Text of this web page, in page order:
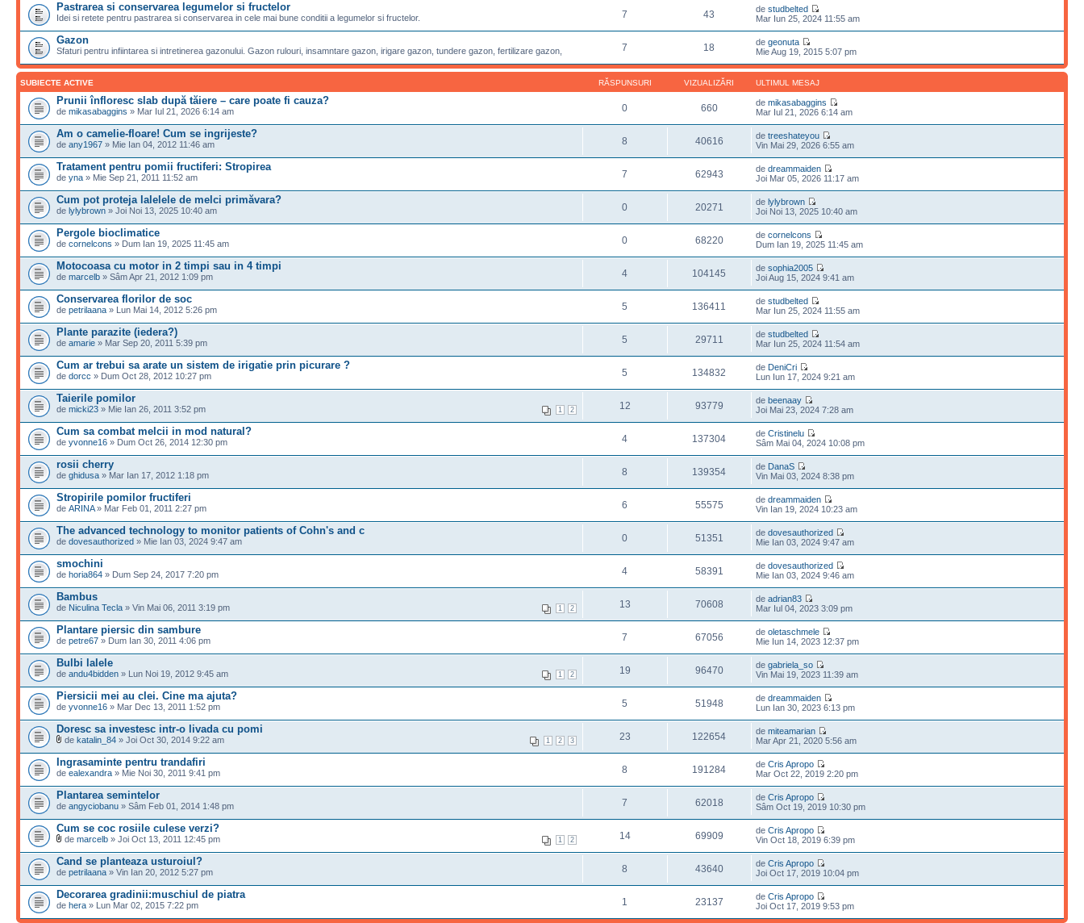
Pastrarea si conservarea legumelor si fructelor
Idei si retete pentru pastrarea si conservarea in cele mai bune conditii a legumelor si fructelor. 7 43 destudbelted
Mar Iun 25, 2024 11:55 am
Gazon
Sfaturi pentru infiintarea si intretinerea gazonului. Gazon rulouri, insamntare gazon, irigare gazon, tundere gazon, fertilizare gazon, 7 18 degeonuta
Mie Aug 19, 2015 5:07 pm
SUBIECTE ACTIVE RĂSPUNSURI VIZUALIZĂRI ULTIMUL MESAJ
Prunii înfloresc slab după tăiere – care poate fi cauza?
de mikasabaggins » Mar Iul 21, 2026 6:14 am 0 660 demikasabaggins
Mar Iul 21, 2026 6:14 am
Am o camelie-floare! Cum se ingrijeste?
de any1967 » Mie Ian 04, 2012 11:46 am 8 40616 detreeshateyou
Vin Mai 29, 2026 6:55 am
Tratament pentru pomii fructiferi: Stropirea
de yna » Mie Sep 21, 2011 11:52 am 7 62943 dedreammaiden
Joi Mar 05, 2026 11:17 am
Cum pot proteja lalelele de melci primăvara?
de lylybrown » Joi Noi 13, 2025 10:40 am 0 20271 delylybrown
Joi Noi 13, 2025 10:40 am
Pergole bioclimatice
de cornelcons » Dum Ian 19, 2025 11:45 am 0 68220 decornelcons
Dum Ian 19, 2025 11:45 am
Motocoasa cu motor in 2 timpi sau in 4 timpi
de marcelb » Sâm Apr 21, 2012 1:09 pm 4 104145 desophia2005
Joi Aug 15, 2024 9:41 am
Conservarea florilor de soc
de petrilaana » Lun Mai 14, 2012 5:26 pm 5 136411 destudbelted
Mar Iun 25, 2024 11:55 am
Plante parazite (iedera?)
de amarie » Mar Sep 20, 2011 5:39 pm 5 29711 destudbelted
Mar Iun 25, 2024 11:54 am
Cum ar trebui sa arate un sistem de irigatie prin picurare ?
de dorcc » Dum Oct 28, 2012 10:27 pm 5 134832 de DeniCri
Lun Iun 17, 2024 9:21 am
Taierile pomilor
1 2
de micki23 » Mie Ian 26, 2011 3:52 pm 12 93779 debeenaay
Joi Mai 23, 2024 7:28 am
Cum sa combat melcii in mod natural?
de yvonne16 » Dum Oct 26, 2014 12:30 pm 4 137304 deCristinelu
Sâm Mai 04, 2024 10:08 pm
rosii cherry
de ghidusa » Mar Ian 17, 2012 1:18 pm 8 139354 de DanaS
Vin Mai 03, 2024 8:38 pm
Stropirile pomilor fructiferi
de ARINA» Mar Feb 01, 2011 2:27 pm 6 55575 dedreammaiden
Vin Ian 19, 2024 10:23 am
The advanced technology to monitor patients of Cohn's and c
de dovesauthorized » Mie Ian 03, 2024 9:47 am 0 51351 dedovesauthorized
Mie Ian 03, 2024 9:47 am
smochini
de horia864 » Dum Sep 24, 2017 7:20 pm 4 58391 dedovesauthorized
Mie Ian 03, 2024 9:46 am
Bambus
1 2
de Niculina Tecla » Vin Mai 06, 2011 3:19 pm 13 70608 deadrian83
Mar Iul 04, 2023 3:09 pm
Plantare piersic din sambure
de petre67 » Dum Ian 30, 2011 4:06 pm 7 67056 deoletaschmele
Mie Iun 14, 2023 12:37 pm
Bulbi lalele
1 2
de andu4bidden » Lun Noi 19, 2012 9:45 am 19 96470 degabriela_so
Vin Mai 19, 2023 11:39 am
Piersicii mei au clei. Cine ma ajuta?
de yvonne16 » Mar Dec 13, 2011 1:52 pm 5 51948 dedreammaiden
Lun Ian 30, 2023 6:13 pm
Doresc sa investesc intr-o livada cu pomi
1 2 3
de katalin_84 » Joi Oct 30, 2014 9:22 am 23 122654 demiteamarian
Mar Apr 21, 2020 5:56 am
Ingrasaminte pentru trandafiri
de ealexandra » Mie Noi 30, 2011 9:41 pm 8 191284 deCris Apropo
Mar Oct 22, 2019 2:20 pm
Plantarea semintelor
de angyciobanu » Sâm Feb 01, 2014 1:48 pm 7 62018 deCris Apropo
Sâm Oct 19, 2019 10:30 pm
Cum se coc rosiile culese verzi?
1 2
de marcelb » Joi Oct 13, 2011 12:45 pm 14 69909 deCris Apropo
Vin Oct 18, 2019 6:39 pm
Cand se planteaza usturoiul?
de petrilaana » Vin Ian 20, 2012 5:27 pm 8 43640 deCris Apropo
Joi Oct 17, 2019 10:04 pm
Decorarea gradinii:muschiul de piatra
de hera » Lun Mar 02, 2015 7:22 pm 1 23137 deCris Apropo
Joi Oct 17, 2019 9:53 pm